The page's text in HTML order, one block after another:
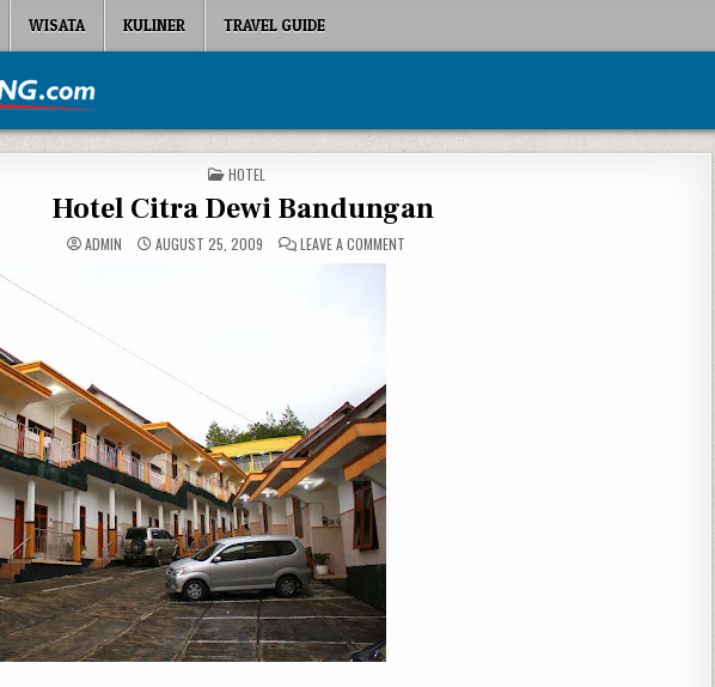
WISATA KULINER TRAVEL GUIDE
POSTED IN
HOTEL
Hotel Citra Dewi Bandungan
ADMIN AUGUST 25, 2009 LEAVE A COMMENT